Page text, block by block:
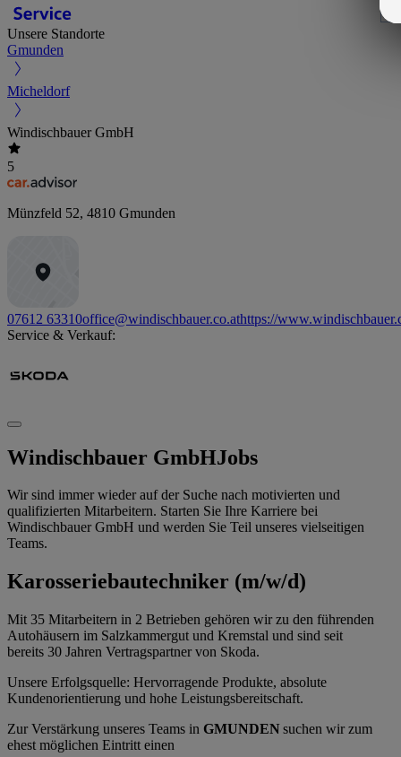
Unsere Standorte
Gmunden
Micheldorf
Windischbauer GmbH
5
Münzfeld 52, 4810 Gmunden
07612 63310office@windischbauer.co.athttps://
Service & Verkauf:
Windischbauer GmbHJobs
Wir sind immer wieder auf der Suche nach motivierten und
qualifizierten Mitarbeitern. Starten Sie Ihre Karriere bei
Windischbauer GmbH und werden Sie Teil unseres vielseitigen
Teams.
Karosseriebautechniker (m/w/d)
Mit 35 Mitarbeitern in 2 Betrieben gehören wir zu den führenden
Autohäusern im Salzkammergut und Kremstal und sind seit
bereits 30 Jahren Vertragspartner von Skoda.
Unsere Erfolgsquelle: Hervorragende Produkte, absolute
Kundenorientierung und hohe Leistungsbereitschaft.
Zur Verstärkung unseres Teams in GMUNDENsuchen wir zum
ehest möglichen Eintritt einen